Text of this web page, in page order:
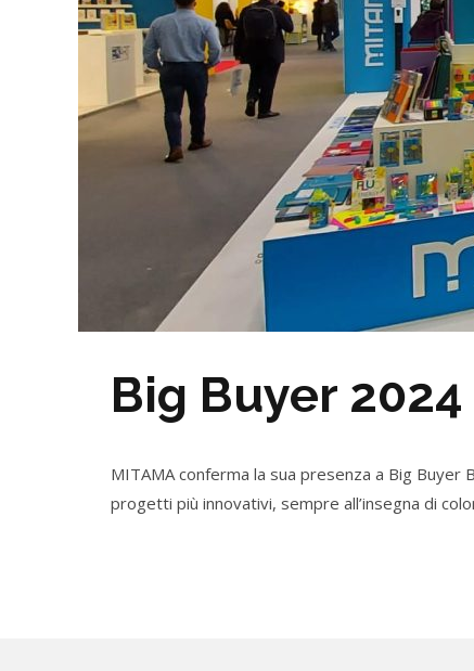
Big Buyer 2024
MITAMA conferma la sua presenza a Big
progetti più innovativi, sempre all’insegna di